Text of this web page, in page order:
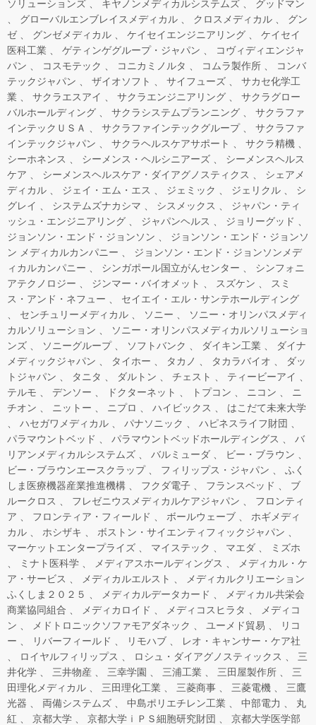
ソリューションズ キヤノンメディカルシステムズ
グッドマン
グローバルエンブレイスメディカル
クロスメディカル
グン
ゼ
グンゼメディカル ケイセイエンジニアリング
ケイセイ
医科工業
ゲティンゲグループ・ジャパン
コヴィディエンジャ
パン
コスモテック コニカミノルタ コムラ製作所
コンバ
テックジャパン
ザイオソフト サイフューズ
サカセ化学工
業
サクラエスアイ サクラエンジニアリング
サクラグロー
バルホールディング
サクラシステムプランニング
サクラファ
インテックＵＳＡ
サクラファインテックグループ
サクラファ
インテックジャパン
サクラヘルスケアサポート
サクラ精機
シーホネンス
シーメンス・ヘルシニアーズ
シーメンスヘルス
ケア
シーメンスヘルスケア・ダイアグノスティクス
シェアメ
ディカル
ジェイ・エム・エス ジェミック ジェリクル
シ
グレイ
システムズナカシマ シスメックス
ジャパン・ティ
ッシュ・エンジニアリング
ジャパンヘルス
ジョリーグッド
ジョンソン・エンド・ジョンソン
ジョンソン・エンド・ジョンソ
ン メディカルカンパニー
ジョンソン・エンド・ジョンソンメデ
ィカルカンパニー
シンガポール国立がんセンター
シンフォニ
アテクノロジー
ジンマー・バイオメット スズケン
スミ
ス・アンド・ネフュー
セイエイ・エル・サンテホールディング
センチュリーメディカル
ソニー
ソニー・オリンパスメディ
カルソリューション
ソニー・オリンパスメディカルソリューショ
ンズ
ソニーグループ ソフトバンク ダイキン工業
ダイナ
メディックジャパン
タイホー タカノ タカラバイオ
ダッ
トジャパン
タニタ ダルトン チェスト
ティービーアイ
テルモ
デンソー ドクターネット トプコン ニコン
ニ
チオン
ニットー ニプロ ハイビックス
はこだて未来大学
ハセガワメディカル
パナソニック
ハピネスライフ財団
パラマウントベッド
パラマウントベッドホールディングス
バ
リアンメディカルシステムズ
バルミューダ
ビー・ブラウン
ビー・ブラウンエースクラップ
フィリップス・ジャパン
ふく
しま医療機器産業推進機構
フクダ電子 フランスベッド
ブ
ルークロス
フレゼニウスメディカルケアジャパン
フロンティ
ア
フロンティア・フィールド ボールウェーブ
ホギメディ
カル
ホシザキ
ボストン・サイエンティフィックジャパン
マーケットエンタープライズ
マイステック マエダ
ミズホ
ミナト医科学
メディアスホールディングス
メディカル・ケ
ア・サービス
メディカルエルスト
メディカルクリエーション
ふくしま２０２５
メディカルデータカード
メディカル共栄会
商業協同組合
メディカロイド メディコスヒラタ
メディコ
ン
メドトロニックソファモアダネック ユーメド貿易
リコ
ー
リバーフィールド リモハブ
レオ・キャンサー・ケア社
ロイヤルフィリップス
ロシュ・ダイアグノスティックス
三
井化学
三井物産 三幸学園 三浦工業 三田屋製作所
三
田理化メディカル
三田理化工業 三菱商事 三菱電機
三鷹
光器
両備システムズ 中島ポリエチレン工業 中部電力
丸
紅
京都大学 京都大学ｉＰＳ細胞研究財団
京都大学医学部